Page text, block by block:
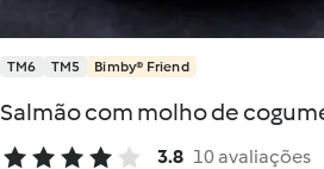
TM6 TM5 Bimby® Friend
Salmão com molho de
3.8 10 avaliações